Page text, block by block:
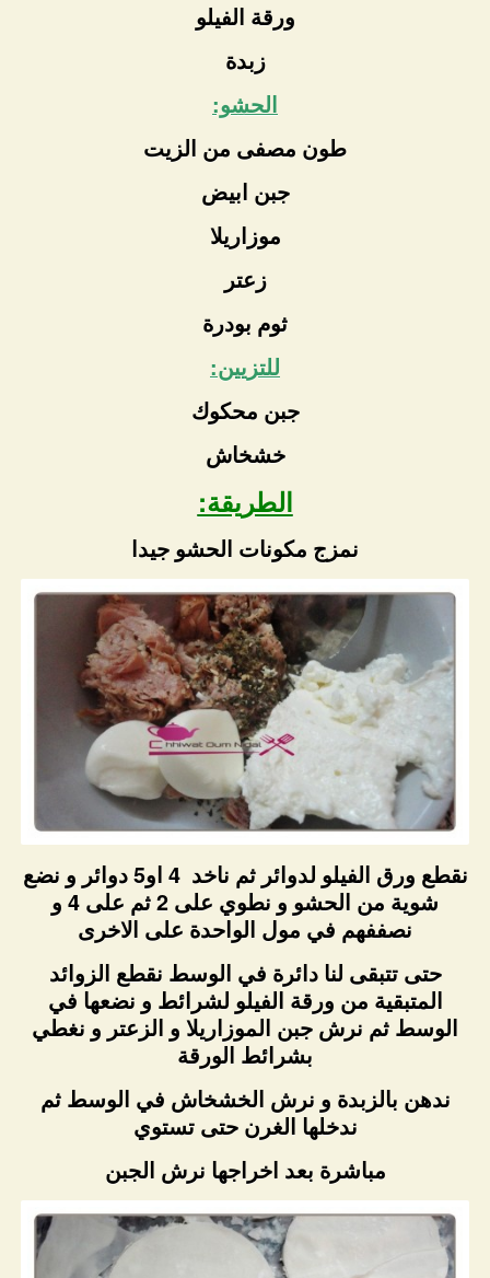
ورقة الفيلو
زبدة
الحشو:
طون مصفى من الزيت
جبن ابيض
موزاريلا
زعتر
ثوم بودرة
للتزيين:
جبن محكوك
خشخاش
الطريقة:
نمزج مكونات الحشو جيدا
نقطع ورق الفيلو لدوائر ثم ناخد 4 او5 دوائر و نضع
شوية من الحشو و نطوي على 2 ثم على 4 و
نصففهم في مول الواحدة على الاخرى
حتى تتبقى لنا دائرة في الوسط نقطع الزوائد
المتبقية من ورقة الفيلو لشرائط و نضعها في
الوسط ثم نرش جبن الموزاريلا و الزعتر و نغطي
بشرائط الورقة
ندهن بالزبدة و نرش الخشخاش في الوسط ثم
ندخلها الغرن حتى تستوي
مباشرة بعد اخراجها نرش الجبن